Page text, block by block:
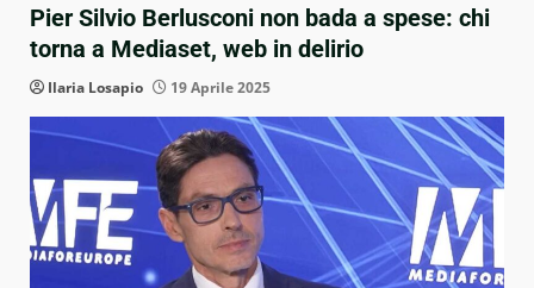
Pier Silvio Berlusconi non bada a spese: chi
torna a Mediaset, web in delirio
Ilaria Losapio 19 Aprile 2025